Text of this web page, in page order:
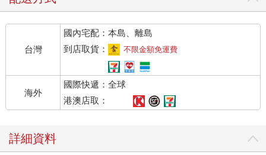
中。
某回與一個前輩作家聊天時，他說了一句讓我印象深刻的話：
「雖然我自己並不喜歡某個作家，但外面的人說他是因為運氣好
才走紅的，那是錯的。因為我們是差不多時間出道，熬了多久才
開始被看見，我很清楚。雖然我不喜歡他，但那樣的說法對他太
不公平。」
那時候我才有點驚覺，原來我們對於另外一個人的嫉妒，其實是
包含著自己的無知。
台灣
國內宅配：本島、離島
到店取貨：
不限金額免運費
海外
國際快遞：全球
港澳店取：
詳細資料